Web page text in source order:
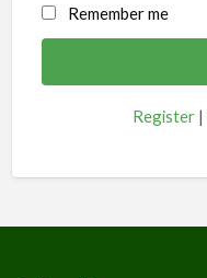
Remember me
Register |